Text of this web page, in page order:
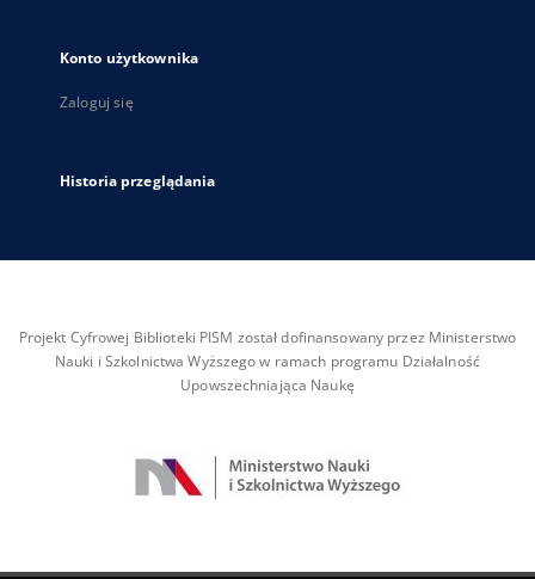
Konto użytkownika
Zaloguj się
Historia przeglądania
Projekt Cyfrowej Biblioteki PISM został dofinansowany przez Ministerstwo
Nauki i Szkolnictwa Wyższego w ramach programu Działalność
Upowszechniająca Naukę